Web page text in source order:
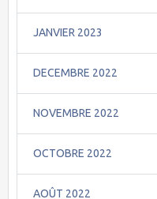
JANVIER 2023
DECEMBRE 2022
NOVEMBRE 2022
OCTOBRE 2022
AOÛT 2022